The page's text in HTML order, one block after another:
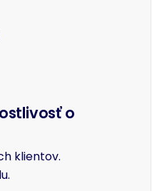
o
klientov.